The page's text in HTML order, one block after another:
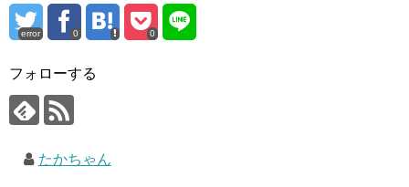
error 0 0
フォローする
たかちゃん